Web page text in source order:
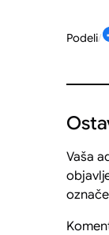
Podeli/
Vaša